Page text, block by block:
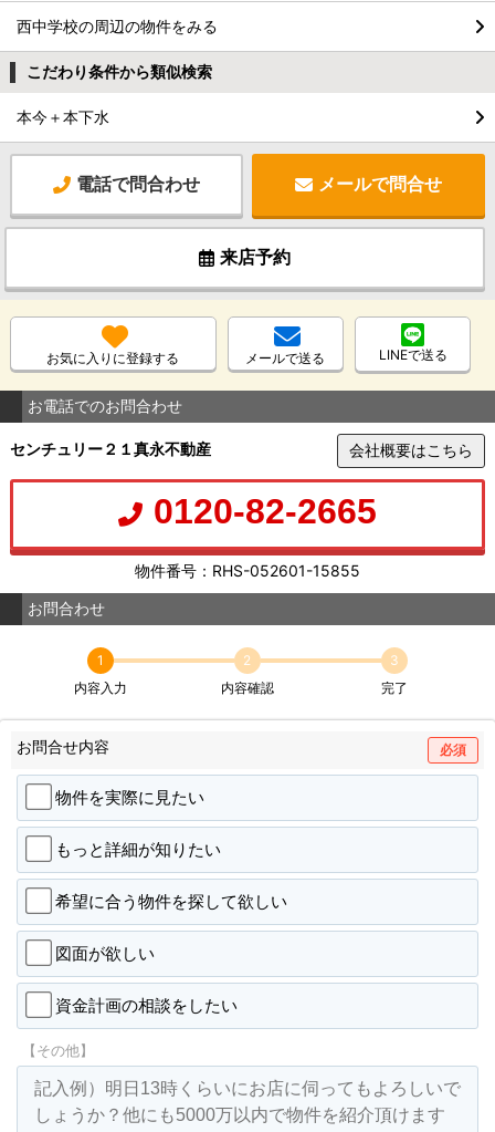
西中学校の周辺の物件をみる
こだわり条件から類似検索
本今＋本下水
電話で問合わせ メールで問合せ
来店予約
お気に入りに登録する メールで送る LINEで送る
お電話でのお問合わせ
センチュリー２１真永不動産 会社概要はこちら
0120-82-2665
物件番号：RHS-052601-15855
お問合わせ
1
内容入力
2
内容確認
3
完了
お問合せ内容 必須
物件を実際に見たい
もっと詳細が知りたい
希望に合う物件を探して欲しい
図面が欲しい
資金計画の相談をしたい
【その他】